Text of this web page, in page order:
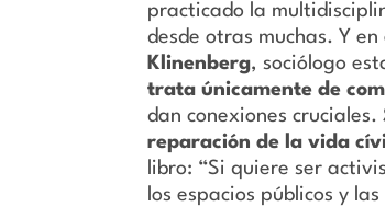
practicado la
desde otras muchas. Y
Klinenberg, sociólogo
trata únicamente de
dan conexiones cruciales.
reparación de la vida
libro: “Si quiere ser
los espacios públicos y